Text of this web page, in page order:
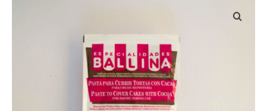
Como Registrarse
Finalizar compra